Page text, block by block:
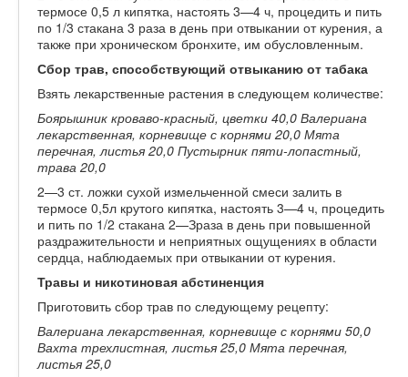
термосе 0,5 л кипятка, настоять 3—4 ч, процедить и пить
по 1/3 стакана 3 раза в день при отвыкании от курения, а
также при хроническом бронхите, им обусловленным.
Сбор трав, способствующий отвыканию от табака
Взять лекарственные растения в следующем количестве:
Боярышник кроваво-красный, цветки 40,0 Валериана
лекарственная, корневище с корнями 20,0 Мята
перечная, листья 20,0 Пустырник пяти-лопастный,
трава 20,0
2—3 ст. ложки сухой измельченной смеси залить в
термосе 0,5л крутого кипятка, настоять 3—4 ч, процедить
и пить по 1/2 стакана 2—Зраза в день при повышенной
раздражительности и неприятных ощущениях в области
сердца, наблюдаемых при отвыкании от курения.
Травы и никотиновая абстиненция
Приготовить сбор трав по следующему рецепту:
Валериана лекарственная, корневище с корнями 50,0
Вахта трехлистная, листья 25,0 Мята перечная,
листья 25,0